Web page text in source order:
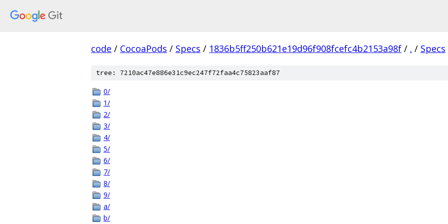
code / CocoaPods / Specs / 1836b5ff250b621e19d96f908fcefc4b2153a98f / . / Specs
tree: 7210ac47e886e31c9ec247f72faa4c75823aaf87
0/
1/
2/
3/
4/
5/
6/
7/
8/
9/
a/
b/